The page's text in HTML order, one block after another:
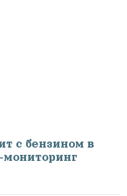
с бензином в
мониторинг